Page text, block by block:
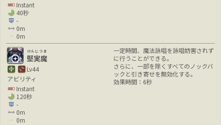
Instant
40秒
-
0m
0m
堅実魔
けんじつま
Lv44
アビリティ
Instant
120秒
-
0m
0m
一定時間、魔法詠唱を詠唱妨害されず
に行うことができる。
さらに、一部を除くすべてのノックバ
ックと引き寄せを無効化する。
効果時間：6秒